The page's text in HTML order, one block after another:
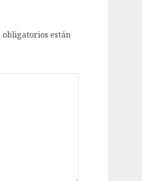
obligatorios están